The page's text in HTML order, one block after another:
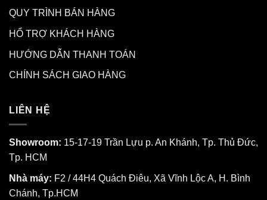
QUY TRÌNH BÁN HÀNG
HỔ TRỢ KHÁCH HÀNG
HƯỚNG DẪN THANH TOÁN
CHÍNH SÁCH GIAO HÀNG
LIÊN HỆ
Showroom: 15-17-19 Trần Lựu p. An Khánh, Tp. Thủ Đức,
Tp. HCM
Nhà máy: F2 / 44H4 Quách Điêu, Xã Vĩnh Lộc A, H. Bình
Chánh, Tp.HCM